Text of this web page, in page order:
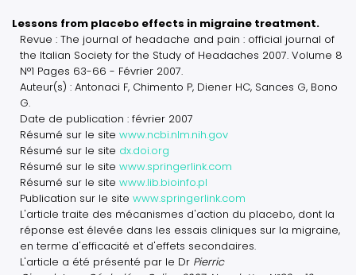
Lessons from placebo effects in migraine treatment.
Revue : The journal of headache and pain : official journal of
the Italian Society for the Study of Headaches 2007. Volume 8
N°1 Pages 63-66 - Février 2007.
Auteur(s) : Antonaci F, Chimento P, Diener HC, Sances G, Bono
G.
Date de publication : février 2007
Résumé sur le site www.ncbi.nlm.nih.gov
Résumé sur le site dx.doi.org
Résumé sur le site www.springerlink.com
Résumé sur le site www.lib.bioinfo.pl
Publication sur le site www.springerlink.com
L'article traite des mécanismes d'action du placebo, dont la
réponse est élevée dans les essais cliniques sur la migraine,
en terme d'efficacité et d'effets secondaires.
L'article a été présenté par le Dr Pierric